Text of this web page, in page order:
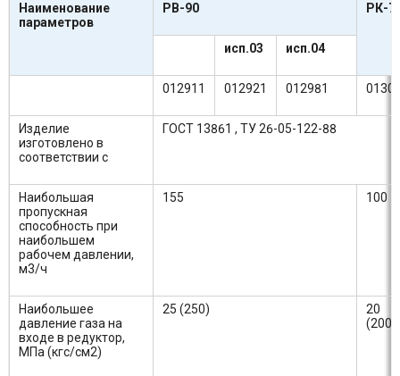
Наименование
параметров
РВ-90 РК-
исп.03 исп.04
012911 012921 012981
Изделие
изготовлено в
соответствии с
ГОСТ 13861 , ТУ 26-05-122-88
Наибольшая
пропускная
способность при
наибольшем
рабочем давлении,
м3/ч
155 100
Наибольшее
давление газа на
входе в редуктор,
МПа (кгс/см2)
25 (250)
20
(200)